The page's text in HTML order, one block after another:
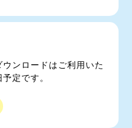
ンロードはご利用いた
定です。